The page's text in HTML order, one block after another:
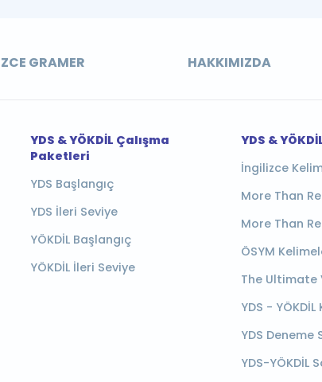
GRAMER HAKKIMIZDA
YDS & YÖKDİL Çalışma
Paketleri
YDS Başlangıç
YDS İleri Seviye
YÖKDİL Başlangıç
YÖKDİL İleri Seviye
YDS &
İngilizce
More Than
More Than
ÖSYM
The Ultimate
YDS -
YDS Deneme
YDS-YÖKDİL